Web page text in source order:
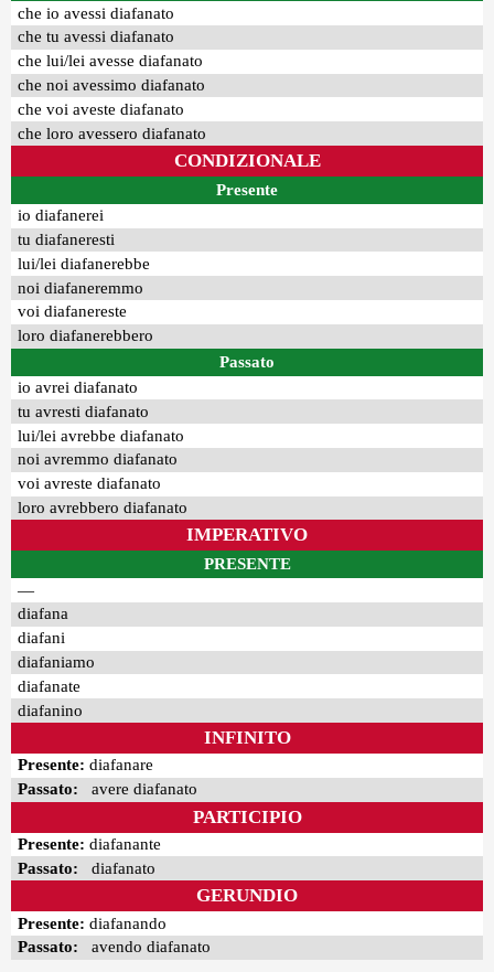
che io avessi diafanato
che tu avessi diafanato
che lui/lei avesse diafanato
che noi avessimo diafanato
che voi aveste diafanato
che loro avessero diafanato
CONDIZIONALE
Presente
io diafanerei
tu diafaneresti
lui/lei diafanerebbe
noi diafaneremmo
voi diafanereste
loro diafanerebbero
Passato
io avrei diafanato
tu avresti diafanato
lui/lei avrebbe diafanato
noi avremmo diafanato
voi avreste diafanato
loro avrebbero diafanato
IMPERATIVO
PRESENTE
—
diafana
diafani
diafaniamo
diafanate
diafanino
INFINITO
Presente: diafanare
Passato: avere diafanato
PARTICIPIO
Presente: diafanante
Passato: diafanato
GERUNDIO
Presente: diafanando
Passato: avendo diafanato